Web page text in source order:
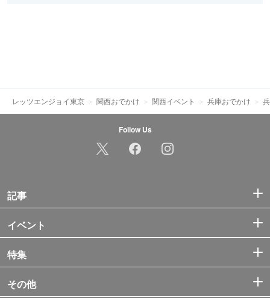
レッツエンジョイ東京 関西おでかけ 関西イベント 兵庫おでかけ
Follow Us
記事
イベント
特集
その他